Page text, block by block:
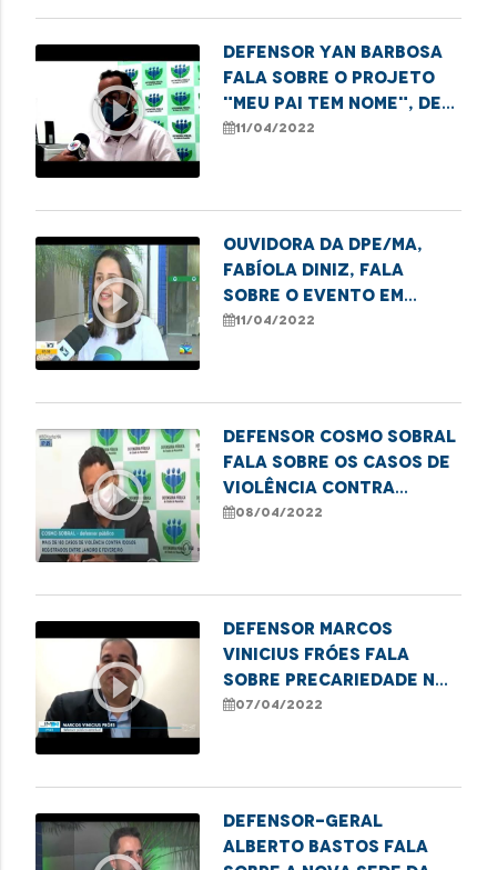
play_circle_outline
Defensor Yan Barbosa
fala sobre o projeto
"Meu Pai tem Nome", de
reconhecimento de
11/04/2022
play_circle_outline
Ouvidora da DPE/MA,
Fabíola Diniz, fala
sobre o evento em
comemoração aos 10
11/04/2022
play_circle_outline
Defensor Cosmo Sobral
fala sobre os casos de
violência contra
idosos em São Luís.
08/04/2022
play_circle_outline
Defensor Marcos
Vinicius Fróes fala
sobre precariedade no
sistema de transporte
07/04/2022
Defensor-geral
Alberto Bastos fala